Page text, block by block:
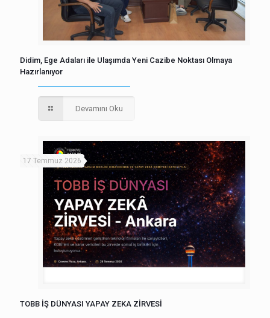
Didim, Ege Adaları ile Ulaşımda Yeni Cazibe Noktası Olmaya
Hazırlanıyor
Devamını Oku
17 Temmuz 2026
TOBB İŞ DÜNYASI YAPAY ZEKA ZİRVESİ